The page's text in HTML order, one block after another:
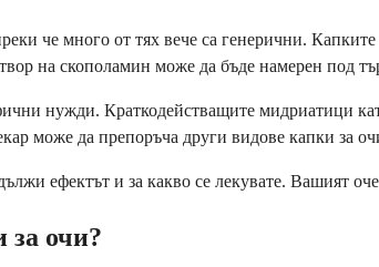
че много от тях вече са генерични.
на скополамин може да бъде намерен под
нужди. Краткодействащите мидриатици
може да препоръча други видове капки за
ефектът и за какво се лекувате. Вашият
за очи?